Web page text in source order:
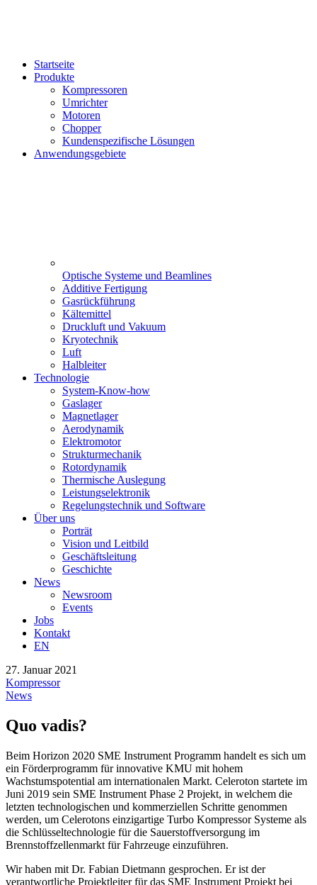
Startseite
Produkte
Kompressoren
Umrichter
Motoren
Chopper
Kundenspezifische Lösungen
Anwendungsgebiete
Optische Systeme und Beamlines
Additive Fertigung
Gasrückführung
Kältemittel
Druckluft und Vakuum
Kryotechnik
Luft
Halbleiter
Technologie
System-Know-how
Gaslager
Magnetlager
Aerodynamik
Elektromotor
Strukturmechanik
Rotordynamik
Thermische Auslegung
Leistungselektronik
Regelungstechnik und Software
Über uns
Porträt
Vision und Leitbild
Geschäftsleitung
Geschichte
News
Newsroom
Events
Jobs
Kontakt
EN
27. Januar 2021
Kompressor
News
Quo vadis?
Beim Horizon 2020 SME Instrument Programm handelt es sich um
ein Förderprogramm für innovative KMU mit hohem
Wachstumspotential am internationalen Markt. Celeroton startete im
Juni 2019 sein SME Instrument Phase 2 Projekt, in welchem die
letzten technologischen und kommerziellen Schritte genommen
werden, um Celerotons einzigartige Turbo Kompressor Systeme als
die Schlüsseltechnologie für die Sauerstoffversorgung im
Brennstoffzellenmarkt für Fahrzeuge einzuführen.
Wir haben mit Dr. Fabian Dietmann gesprochen. Er ist der
verantwortliche Projektleiter für das SME Instrument Projekt bei